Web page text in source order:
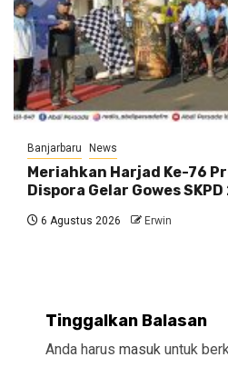
Banjarbaru News
Meriahkan Harjad Ke-76
Dispora Gelar Gowes
6 Agustus 2026 Erwin
Tinggalkan Balasan
Anda harus masuk untuk